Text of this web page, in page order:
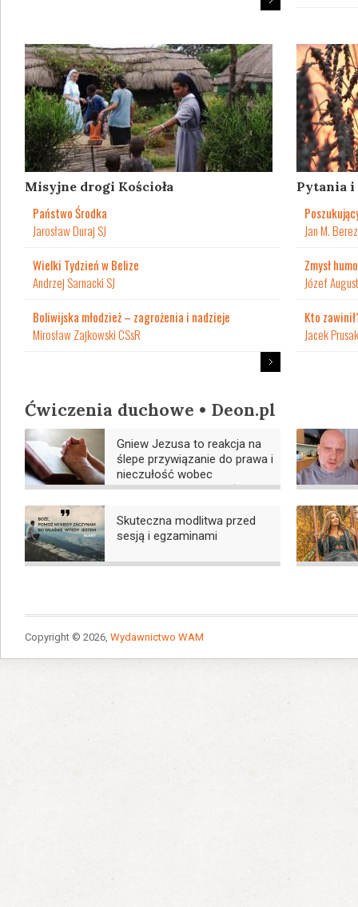
Misyjne drogi Kościoła
Państwo Środka
Jarosław Duraj SJ
Wielki Tydzień w Belize
Andrzej Sarnacki SJ
Boliwijska młodzież – zagrożenia i nadzieje
Mirosław Zajkowski CSsR
Pytania
Jan M.
Zmysł
Józef
Kto
Jacek
Ćwiczenia duchowe • Deon.pl
Gniew Jezusa to reakcja na
ślepe przywiązanie do prawa i
nieczułość wobec
podstawowych wartości
Skuteczna modlitwa przed
sesją i egzaminami
Copyright © 2026, Wydawnictwo WAM